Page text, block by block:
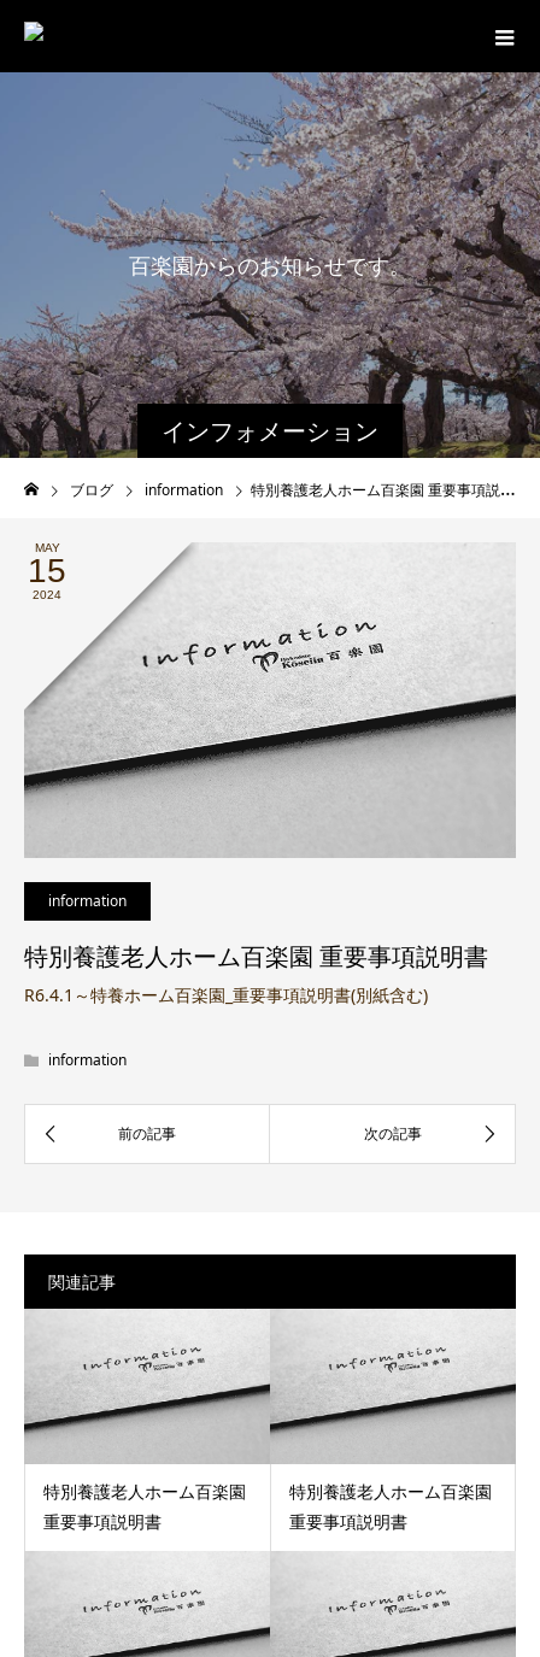
インフォメーション
百楽園からのお知らせです。
最新
ブログ information 特別養護老人ホーム百楽園 重要事項説明書
MAY
15
2024
information
特別養護老人ホーム百楽園 重要事項説明書
R6.4.1～特養ホーム百楽園_重要事項説明書(別紙含む)
information
関連記事
特別養護老人ホーム百楽園
重要事項説明書
特別養護老人ホーム百楽園
重要事項説明書